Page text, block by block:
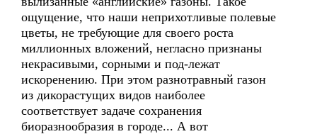
ощущение, что наши неприхотливые полевые
цветы, не требующие для своего роста
миллионных вложений, негласно признаны
некрасивыми, сорными и под-лежат
искоренению. При этом разнотравный газон
из дикорастущих видов наиболее
соответствует задаче сохранения
биоразнообразия в городе... А вот